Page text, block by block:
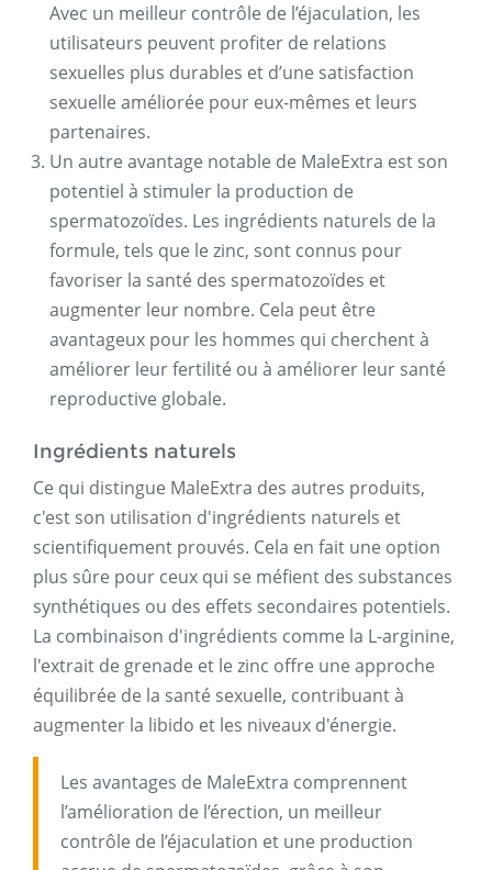
Avec un meilleur contrôle de l’éjaculation, les
utilisateurs peuvent profiter de relations
sexuelles plus durables et d’une satisfaction
sexuelle améliorée pour eux-mêmes et leurs
partenaires.
Un autre avantage notable de MaleExtra est son
potentiel à stimuler la production de
spermatozoïdes. Les ingrédients naturels de la
formule, tels que le zinc, sont connus pour
favoriser la santé des spermatozoïdes et
augmenter leur nombre. Cela peut être
avantageux pour les hommes qui cherchent à
améliorer leur fertilité ou à améliorer leur santé
reproductive globale.
Ingrédients naturels
Ce qui distingue MaleExtra des autres produits,
c'est son utilisation d'ingrédients naturels et
scientifiquement prouvés. Cela en fait une option
plus sûre pour ceux qui se méfient des substances
synthétiques ou des effets secondaires potentiels.
La combinaison d'ingrédients comme la L-arginine,
l'extrait de grenade et le zinc offre une approche
équilibrée de la santé sexuelle, contribuant à
augmenter la libido et les niveaux d'énergie.
Les avantages de MaleExtra comprennent
l’amélioration de l’érection, un meilleur
contrôle de l’éjaculation et une production